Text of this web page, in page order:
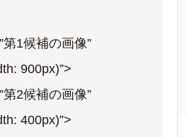
1候補の画像”
900px)”>
2候補の画像”
400px)”>